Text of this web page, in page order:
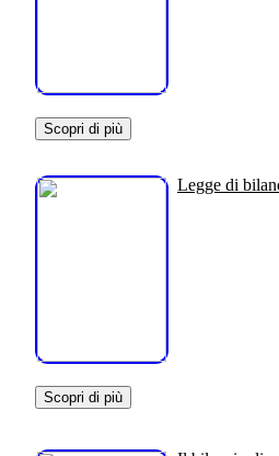
Scopri di più
Legge di
Scopri di più